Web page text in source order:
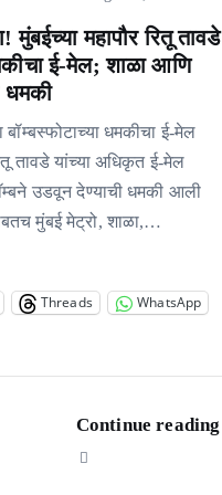
महापौर रितू तावडे
ई-मेल; शाळा आणि
धमकी
बॉम्बस्फोटाच्या धमकीचा ई-मेल
तावडे यांच्या अधिकृत ई-मेल
उडवून देण्याची धमकी आली
मुंबई मेट्रो, शाळा,…
Threads
WhatsApp
Continue reading